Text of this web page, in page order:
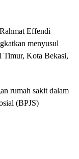
Effendi
menyusul
Timur, Kota Bekasi,
rumah sakit dalam
(BPJS)